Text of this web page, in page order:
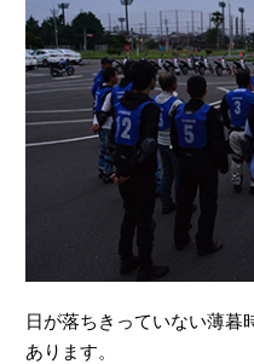
日が落ちきっていない薄暮
あります。